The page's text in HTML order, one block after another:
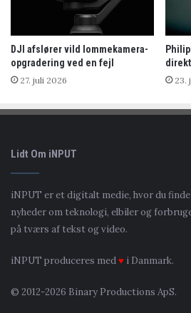
DJI afslører vild lommekamera-
opgradering ved en fejl
27. juli 2026 23.
Lidt Om iNPUT
iNPUT er et digitalt medie, hvor du
nyheder om teknologi, elbiler og
på tværs af tekst og video.
iNPUT produceres med♥ i Danmark.
© 2012-2026 Binary Productions ApS.